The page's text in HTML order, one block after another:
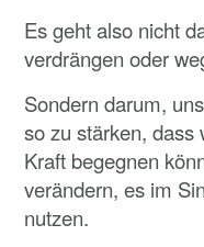
Es geht also nicht
verdrängen oder
Sondern darum,
so zu stärken,
Kraft begegnen
verändern, es im
nutzen.